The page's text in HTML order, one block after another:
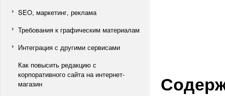
SEO, маркетинг, реклама
Требования к графическим материалам
Интеграция с другими сервисами
Как повысить редакцию с
корпоративного сайта на интернет-
магазин